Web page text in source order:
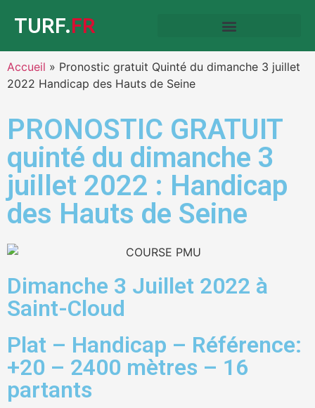
TURF.FR
Accueil » Pronostic gratuit Quinté du dimanche 3 juillet
2022 Handicap des Hauts de Seine
PRONOSTIC GRATUIT
quinté du dimanche 3
juillet 2022 : Handicap
des Hauts de Seine
Dimanche 3 Juillet 2022 à
Saint-Cloud
Plat – Handicap – Référence:
+20 – 2400 mètres – 16
partants